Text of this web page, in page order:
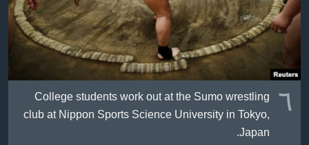
٦ College students work out at the Sumo wrestling
club at Nippon Sports Science University in Tokyo,
Japan.